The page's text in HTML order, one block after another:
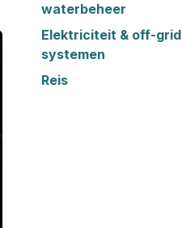
waterbeheer
Elektriciteit & off-grid
systemen
Reis